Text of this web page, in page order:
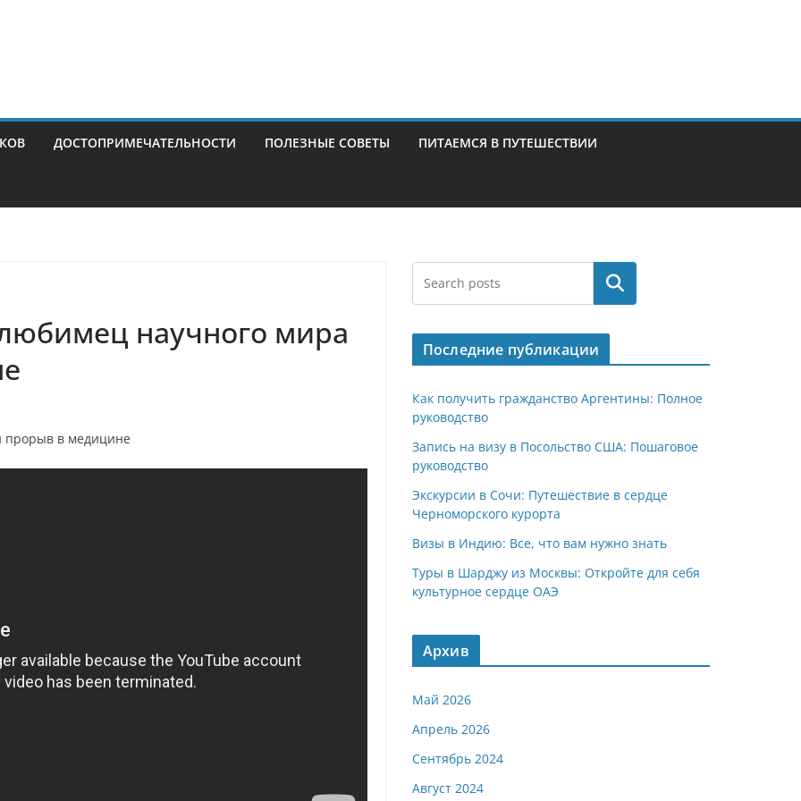
ДОСТОПРИМЕЧАТЕЛЬНОСТИ ПОЛЕЗНЫЕ СОВЕТЫ ПИТАЕМСЯ В ПУТЕШЕСТВИИ
научного мира
Поиск
Последние публикации
Как получить гражданство Аргентины: Полное
руководство
Запись на визу в Посольство США: Пошаговое
руководство
Экскурсии в Сочи: Путешествие в сердце
Черноморского курорта
Визы в Индию: Все, что вам нужно знать
Туры в Шарджу из Москвы: Откройте для себя
культурное сердце ОАЭ
Архив
Май 2026
Апрель 2026
Сентябрь 2024
Август 2024